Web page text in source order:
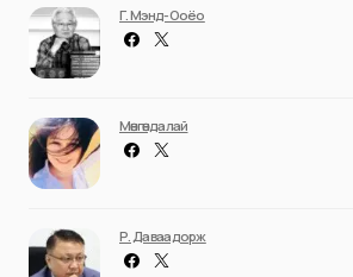
Г. Мэнд-Ооёо
Мөнгөндалай
Р. Даваадорж